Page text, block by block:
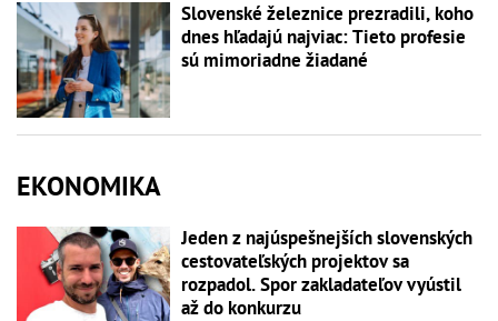
Slovenské železnice prezradili, koho
dnes hľadajú najviac: Tieto profesie
sú mimoriadne žiadané
EKONOMIKA
Jeden z najúspešnejších slovenských
cestovateľských projektov sa
rozpadol. Spor zakladateľov vyústil
až do konkurzu